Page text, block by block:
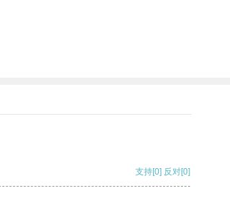
支持[0] 反对[0]